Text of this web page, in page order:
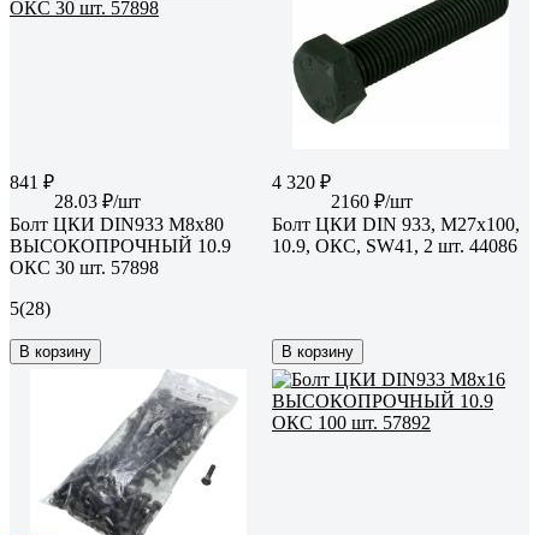
841 ₽
28.03 ₽/шт
Болт ЦКИ DIN933 М8х80
ВЫСОКОПРОЧНЫЙ 10.9
ОКС 30 шт. 57898
5(28)
В корзину
4 320 ₽
2160 ₽/шт
Болт ЦКИ DIN 933, М27x100,
10.9, ОКС, SW41, 2 шт. 44086
В корзину